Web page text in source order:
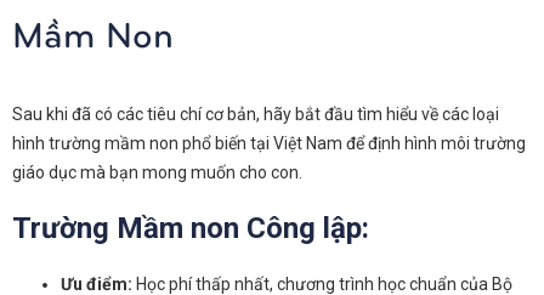
Mầm Non
Sau khi đã có các tiêu chí cơ bản, hãy bắt đầu tìm hiểu về các loại
hình trường mầm non phổ biến tại Việt Nam để định hình môi trường
giáo dục mà bạn mong muốn cho con.
Trường Mầm non Công lập:
Ưu điểm: Học phí thấp nhất, chương trình học chuẩn của Bộ